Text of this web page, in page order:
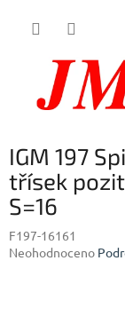
IGM 197
třísek
S=16
F197-16161
Průměrné
Neohodnoceno